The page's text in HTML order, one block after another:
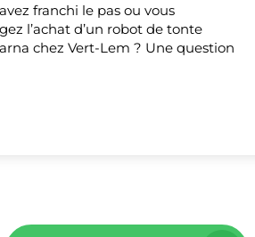
franchi le pas ou vous
l’achat d’un robot de tonte
chez Vert-Lem ? Une question